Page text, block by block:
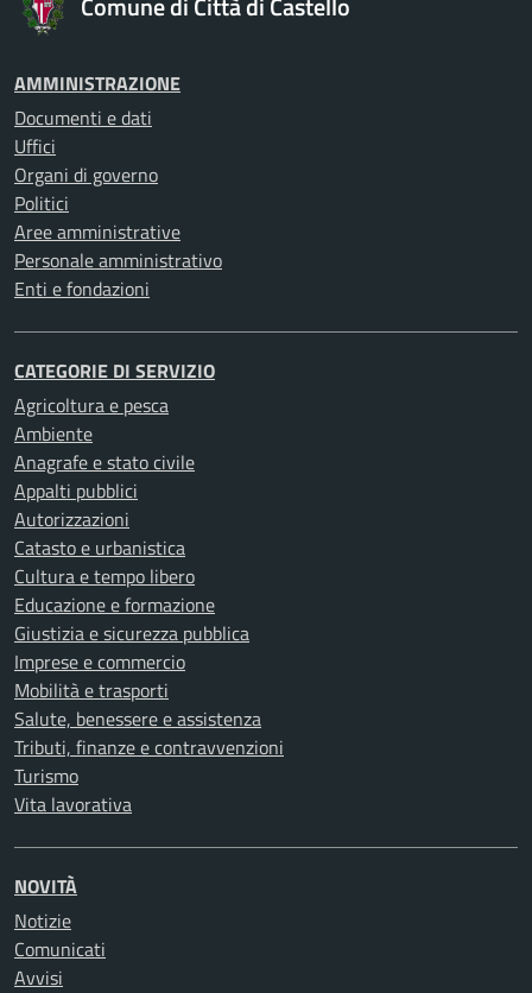
AMMINISTRAZIONE
Documenti e dati
Uffici
Organi di governo
Politici
Aree amministrative
Personale amministrativo
Enti e fondazioni
CATEGORIE DI SERVIZIO
Agricoltura e pesca
Ambiente
Anagrafe e stato civile
Appalti pubblici
Autorizzazioni
Catasto e urbanistica
Cultura e tempo libero
Educazione e formazione
Giustizia e sicurezza pubblica
Imprese e commercio
Mobilità e trasporti
Salute, benessere e assistenza
Tributi, finanze e contravvenzioni
Turismo
Vita lavorativa
NOVITÀ
Notizie
Comunicati
Avvisi